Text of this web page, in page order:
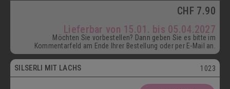
CHF 7.90
Lieferbar von 15.01. bis 05.04.2027
Möchten Sie vorbestellen? Dann geben Sie es bitte im
Kommentarfeld am Ende Ihrer Bestellung oder per E-Mail an.
SILSERLI MIT LACHS 1023